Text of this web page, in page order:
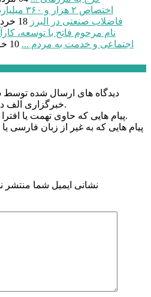
اختصاص ۲
فاضلاب صنعتی در البرز 18 خرداد 1405 - 08 ژوئن 2026
نام مرحوم فاتح با توسعه،
اجتماعی و خدمت به مردم ... 10 خرداد 1405 - 31 مه 2026
دیدگاه های ارسال شده توسط
خبرگزاری الف در وب منتشر خواهد شد.
پیام هایی که حاوی تهمت یا افترا باشد منتشر نخواهد شد.
پیام هایی که به غیر از زبان فارسی
نشانی ایمیل شما منتشر